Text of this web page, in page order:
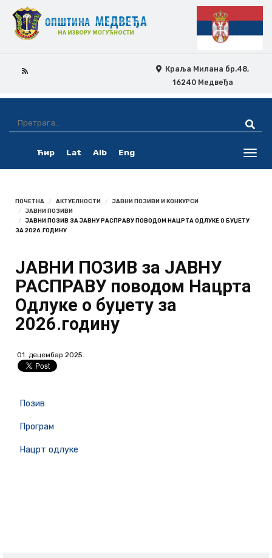
Краља Милана бр.48,
16240 Медвеђа
Navigation
Ovo
pretraga
Ћир Lat Alb Eng
ПОЧЕТНА АКТУЕЛНОСТИ
ЈАВНИ ПОЗИВИ И КОНКУРСИ
ЈАВНИ ПОЗИВИ
ЈАВНИ ПОЗИВ ЗА ЈАВНУ РАСПРАВУ ПОВОДОМ НАЦРТА ОДЛУКЕ О БУЏЕТУ
ЗА 2026.ГОДИНУ
ЈАВНИ ПОЗИВ за ЈАВНУ
РАСПРАВУ поводом Нацрта
Одлуке о буџету за
2026.годину
01. децембар 2025.
Позив
Програм
Нацрт одлуке